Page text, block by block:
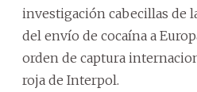
investigación cabecillas de
del envío de cocaína a
orden de captura
roja de Interpol.